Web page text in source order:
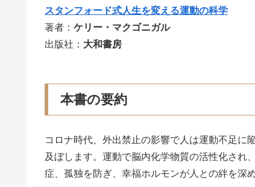
スタンフォード式人生を変える運動の科学
著者： ケリー・マクゴニガル
出版社： 大和書房
本書の要約
コロナ時代、外出禁止の影響で人は運動不足に
及ぼします。運動で脳内化学物質の活性化され
症、孤独を防ぎ、幸福ホルモンが人との絆を深